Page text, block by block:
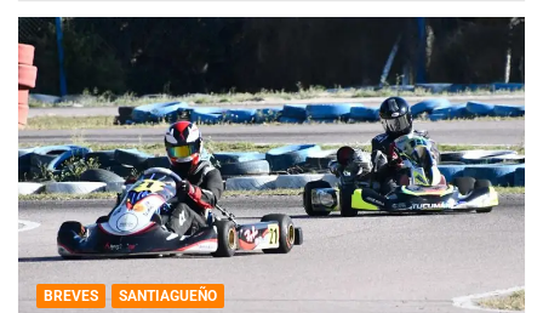
BREVES SANTIAGUEÑO